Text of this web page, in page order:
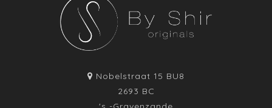
Nobelstraat 15 BU8
2693 BC